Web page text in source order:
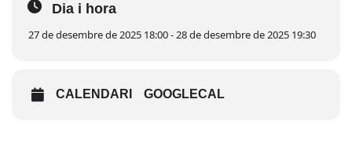
Dia i hora
27 de desembre de 2025 18:00 - 28 de desembre de 2025 19:30
CALENDARI GOOGLECAL